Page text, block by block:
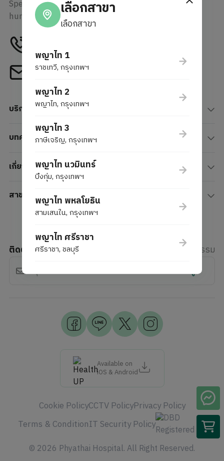
Specialist in human care enrichment
human-centric innovation.
1772
Email
บริการ
บทความ
เกี่ยวกับเรา
สาขาโรงพยาบาล
Available on
iOS & Android
ติดตามข่าวสาร
ส่วนลด, สิทธิประโยชน์, กิจกรรม
สมัครรับข้อมูล
© 2026 Phyathai Hospital. All Right Reserved.
Cookie PolicyCCTV PolicyPrivacy Policy
Terms & ConditionIT Security Policy
เลือกสาขา
เลือกสาขา
พญาไท 1
ราชเทวี, กรุงเทพฯ
พญาไท 2
พญาไท, กรุงเทพฯ
พญาไท 3
ภาษีเจริญ, กรุงเทพฯ
พญาไท นวมินทร์
บึงกุ่ม, กรุงเทพฯ
พญาไท พหลโยธิน
สามเสนใน, กรุงเทพฯ
พญาไท ศรีราชา
ศรีราชา, ชลบุรี